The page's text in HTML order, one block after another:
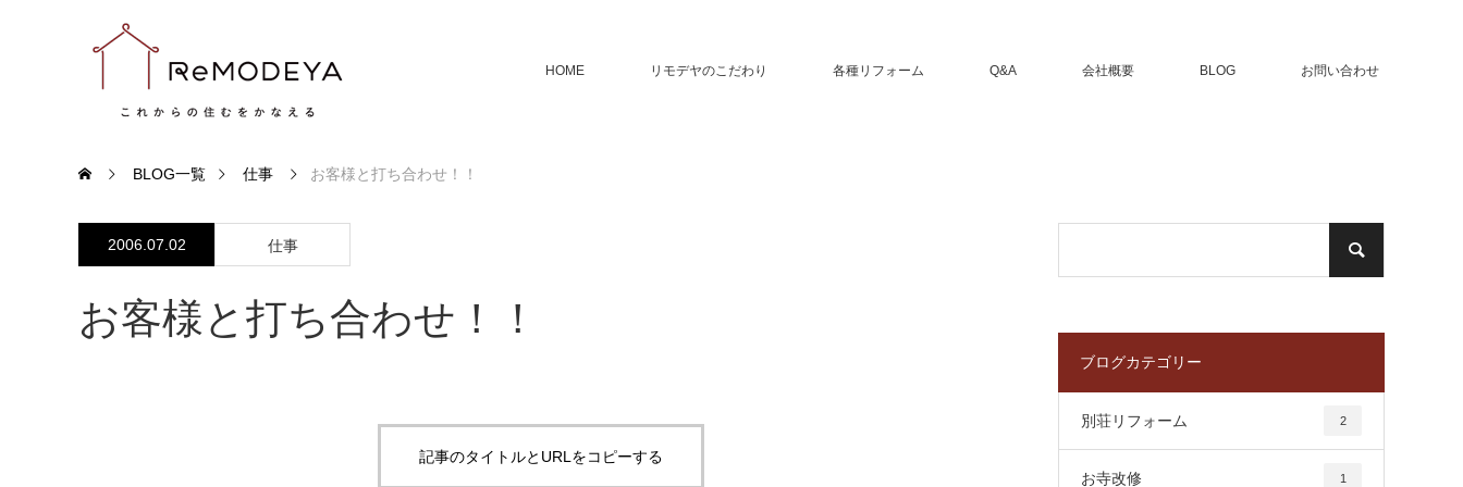
HOME リモデヤのこだわり 各種リフォーム Q&A 会社概要 BLOG お問い合わせ
BLOG一覧 仕事 お客様と打ち合わせ！！
2006.07.02 仕事
お客様と打ち合わせ！！
記事のタイトルとURLをコピーする
ブログカテゴリー
別荘リフォーム 2
お寺改修 1